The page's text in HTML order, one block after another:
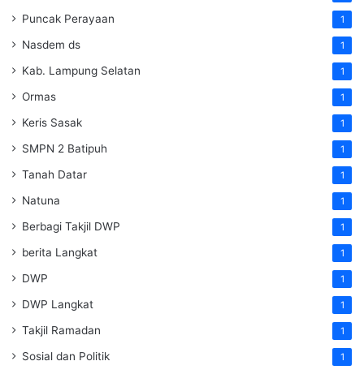
Puncak Perayaan 1
Nasdem ds 1
Kab. Lampung Selatan 1
Ormas 1
Keris Sasak 1
SMPN 2 Batipuh 1
Tanah Datar 1
Natuna 1
Berbagi Takjil DWP 1
berita Langkat 1
DWP 1
DWP Langkat 1
Takjil Ramadan 1
Sosial dan Politik 1